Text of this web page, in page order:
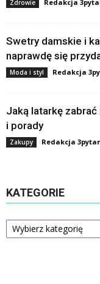
Zdrowie Redakcja
Swetry damskie i
naprawdę się
Moda i styl Redakcja
Jaką latarkę
i porady
Zakupy Redakcja
KATEGORIE
Kategorie